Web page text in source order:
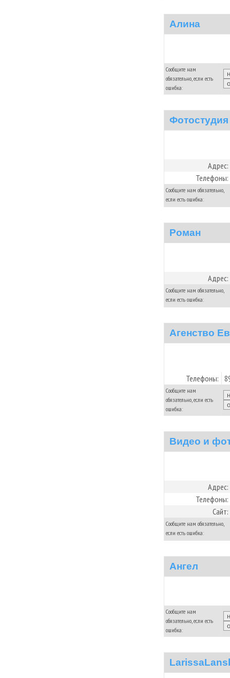
Алина
Сообщите нам
обязательно, если есть
ошибка:
Адрес:
Телефоны:
Сообщите нам обязательно,
если есть ошибка:
Роман
Адрес:
Сообщите нам обязательно,
если есть ошибка:
Агенство
Телефоны:
Сообщите нам
обязательно, если есть
ошибка:
Видео и
Адрес:
Телефоны:
Сайт:
Сообщите нам обязательно,
если есть ошибка:
Ангел
Сообщите нам
обязательно, если есть
ошибка: